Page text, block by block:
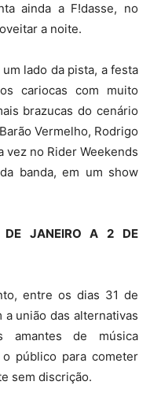
ainda a F!dasse, no
a noite.
lado da pista, a festa
cariocas com muito
brazucas do cenário
Vermelho, Rodrigo
vez no Rider Weekends
banda, em um show
DE JANEIRO A 2 DE
entre os dias 31 de
união das alternativas
amantes de música
público para cometer
sem discrição.